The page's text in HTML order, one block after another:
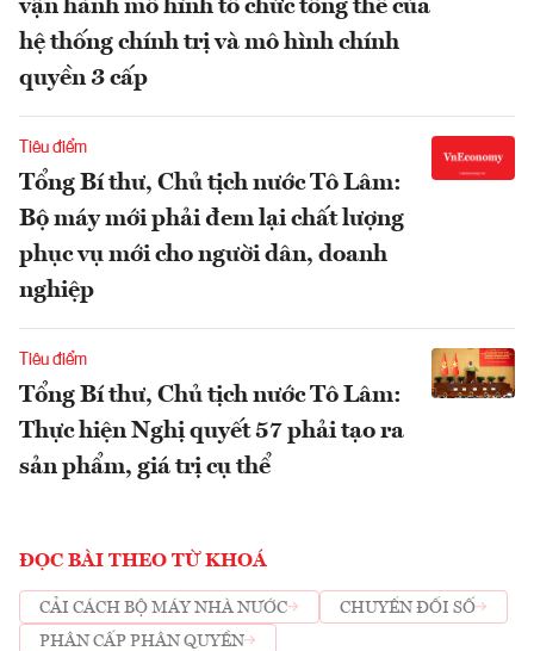
vận hành mô hình tổ chức tổng thể của
hệ thống chính trị và mô hình chính
quyền 3 cấp
Tiêu điểm
Tổng Bí thư, Chủ tịch nước Tô Lâm:
Bộ máy mới phải đem lại chất lượng
phục vụ mới cho người dân, doanh
nghiệp
Tiêu điểm
Tổng Bí thư, Chủ tịch nước Tô Lâm:
Thực hiện Nghị quyết 57 phải tạo ra
sản phẩm, giá trị cụ thể
ĐỌC BÀI THEO TỪ KHOÁ
CẢI CÁCH BỘ MÁY NHÀ NƯỚC
CHUYỂN ĐỔI SỐ
PHÂN CẤP PHÂN QUYỀN